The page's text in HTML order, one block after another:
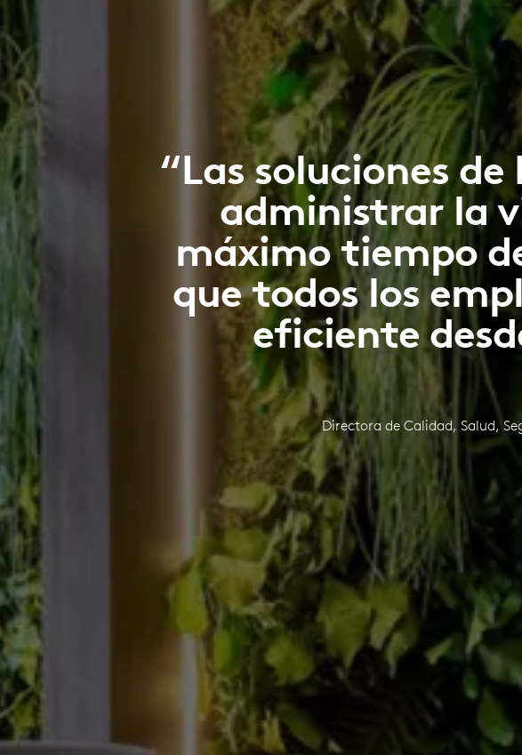
“Las soluciones
administrar la
máximo tiempo
que todos los
eficiente
Directora de Calidad, Salud,